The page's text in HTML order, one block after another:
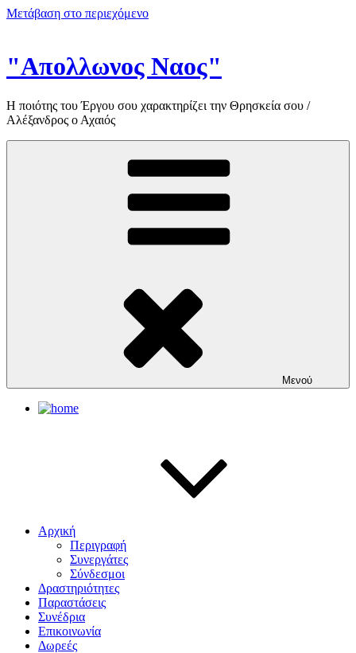
Μετάβαση στο περιεχόμενο
"Απολλωνος Ναος"
Η ποιότης του Έργου σου χαρακτηρίζει την Θρησκεία σου /
Αλέξανδρος ο Αχαιός
Μενού
Αρχική
Περιγραφή
Συνεργάτες
Σύνδεσμοι
Δραστηριότητες
Παραστάσεις
Συνέδρια
Επικοινωνία
Δωρεές